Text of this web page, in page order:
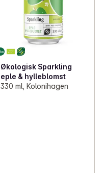
Økologisk Sparkling
eple & hylleblomst
330 ml, Kolonihagen